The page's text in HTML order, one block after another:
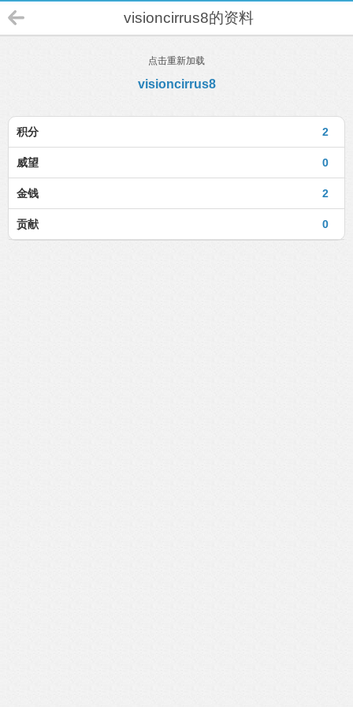
visioncirrus8的资料
点击重新加载
visioncirrus8
2
积分
0
威望
2
金钱
0
贡献